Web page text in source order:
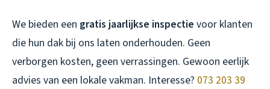
We bieden een gratis jaarlijkse inspectie voor klanten
die hun dak bij ons laten onderhouden. Geen
verborgen kosten, geen verrassingen. Gewoon eerlijk
advies van een lokale vakman. Interesse? 073 203 39